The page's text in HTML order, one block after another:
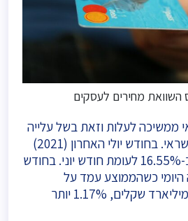
השוואת מחירים לעסקים
ממשיכה לעלות וזאת בשל עלייה
בהוצאות בכרטיסי האשראי. בחודש יולי האחרון (2021)
עלו הוצאות האשראי ב-16.55% לעומת חודש יוני. בחודש
כשהממוצע עמד על
תשלומים בסך 1.172 מיליארד שקלים, 1.17% יותר